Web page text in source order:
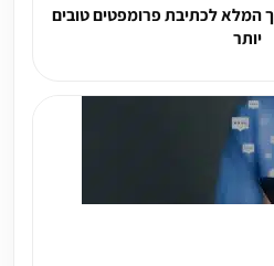
המלא לכתיבת פרומפטים טובים
יותר